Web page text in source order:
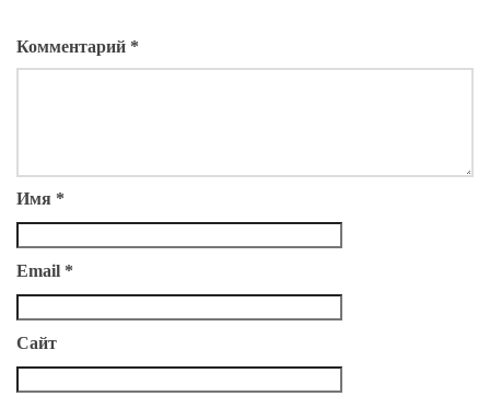
Комментарий *
Имя *
Email *
Сайт